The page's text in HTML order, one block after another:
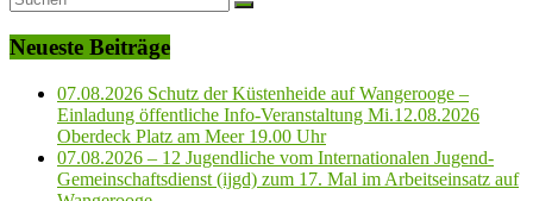
Neueste Beiträge
07.08.2026 Schutz der Küstenheide auf Wangerooge –
Einladung öffentliche Info-Veranstaltung Mi.12.08.2026
Oberdeck Platz am Meer 19.00 Uhr
07.08.2026 – 12 Jugendliche vom Internationalen Jugend-
Gemeinschaftsdienst (ijgd) zum 17. Mal im Arbeitseinsatz auf